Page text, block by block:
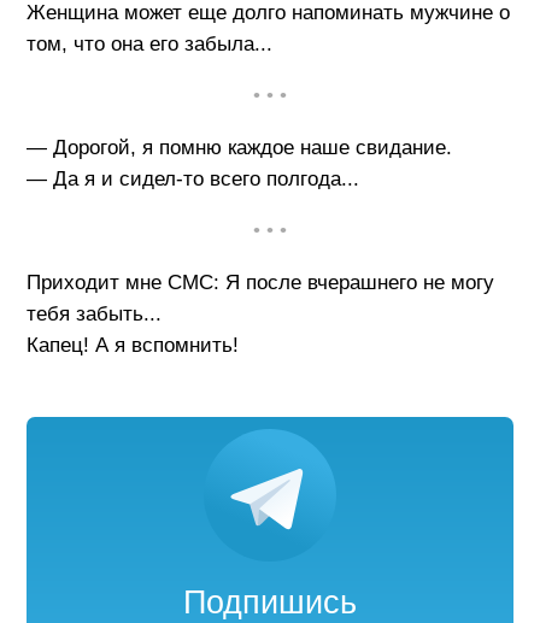
Женщина может еще долго напоминать мужчине о
том, что она его забыла...
• • •
— Дорогой, я помню каждое наше свидание.
— Да я и сидел-то всего полгода...
• • •
Приходит мне СМС: Я после вчерашнего не могу
тебя забыть...
Капец! А я вспомнить!
Подпишись